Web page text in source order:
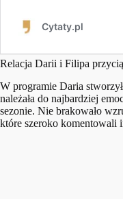
Relacja Darii i Filipa
W programie Daria
należała do najbardziej
sezonie. Nie brakowało
które szeroko komentowali